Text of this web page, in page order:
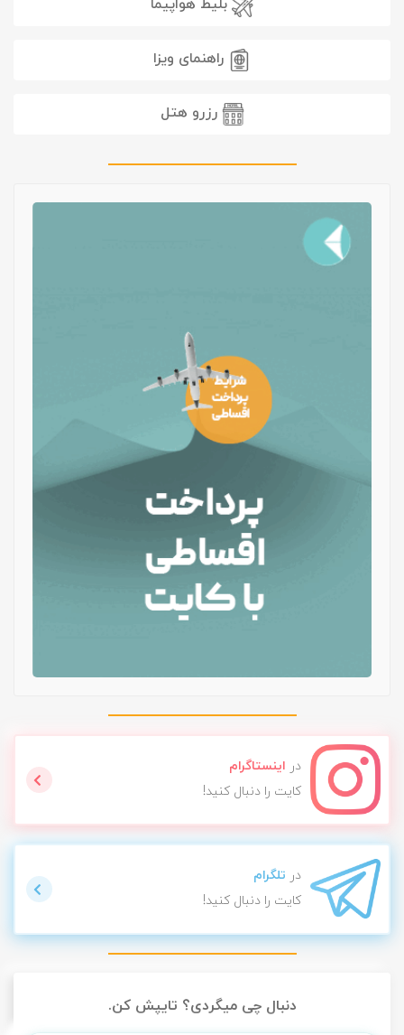
بلیط هواپیما
راهنمای ویزا
رزرو هتل
در اینستاگرام
کایت را دنبال کنید!
در تلگرام
کایت را دنبال کنید!
دنبال چی میگردی؟ تایپش کن.